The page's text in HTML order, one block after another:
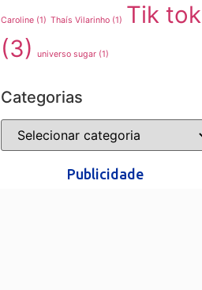
Caroline (1) Thaís Vilarinho (1) Tik tok
(3)
universo sugar (1)
Categorias
Publicidade